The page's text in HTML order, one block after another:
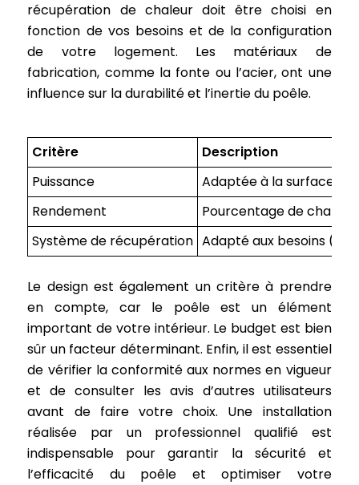
récupération de chaleur doit être choisi en
fonction de vos besoins et de la configuration
de votre logement. Les matériaux de
fabrication, comme la fonte ou l’acier, ont une
influence sur la durabilité et l’inertie du poêle.
Critère
Description
Puissance
Adaptée à la surface et
Rendement
Pourcentage de
Système de récupération Adapté aux besoins
Le design est également un critère à prendre
en compte, car le poêle est un élément
important de votre intérieur. Le budget est bien
sûr un facteur déterminant. Enfin, il est essentiel
de vérifier la conformité aux normes en vigueur
et de consulter les avis d’autres utilisateurs
avant de faire votre choix. Une installation
réalisée par un professionnel qualifié est
indispensable pour garantir la sécurité et
l’efficacité du poêle et optimiser votre